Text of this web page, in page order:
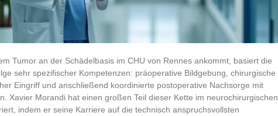
Tumor an der Schädelbasis im CHU von Rennes ankommt, basiert die
sehr spezifischer Kompetenzen: präoperative Bildgebung, chirurgische
Eingriff und anschließend koordinierte postoperative Nachsorge mit
Xavier Morandi hat einen großen Teil dieser Kette im neurochirurgischen
indem er seine Karriere auf die technisch anspruchsvollsten